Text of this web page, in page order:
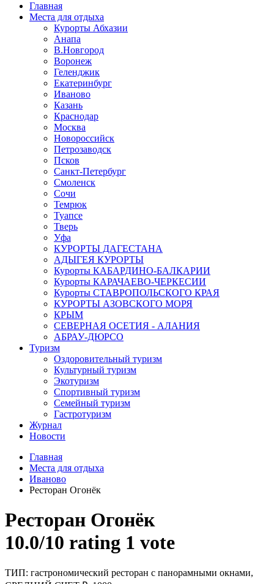
Главная
Места для отдыха
Курорты Абхазии
Анапа
В.Новгород
Воронеж
Геленджик
Екатеринбург
Иваново
Казань
Краснодар
Москва
Новороссийск
Петрозаводск
Псков
Санкт-Петербург
Смоленск
Сочи
Темрюк
Туапсе
Тверь
Уфа
КУРОРТЫ ДАГЕСТАНА
АДЫГЕЯ КУРОРТЫ
Курорты КАБАРДИНО-БАЛКАРИИ
Курорты КАРАЧАЕВО-ЧЕРКЕСИИ
Курорты СТАВРОПОЛЬСКОГО КРАЯ
КУРОРТЫ АЗОВСКОГО МОРЯ
КРЫМ
СЕВЕРНАЯ ОСЕТИЯ - АЛАНИЯ
АБРАУ-ДЮРСО
Туризм
Оздоровительный туризм
Культурный туризм
Экотуризм
Спортивный туризм
Семейный туризм
Гастротуризм
Журнал
Новости
Главная
Места для отдыха
Иваново
Ресторан Огонёк
Ресторан Огонёк
10.0/10 rating 1 vote
ТИП: гастрономический ресторан с панорамными окнами,